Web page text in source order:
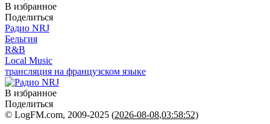
В избранное
Поделиться
Радио NRJ
Бельгия
R&B
Local Music
трансляция на французском языке
В избранное
Поделиться
© LogFM.com, 2009-2025 (2026-08-08,03:58:52)